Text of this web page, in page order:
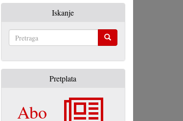
Iskanje
Pretplata
Abo